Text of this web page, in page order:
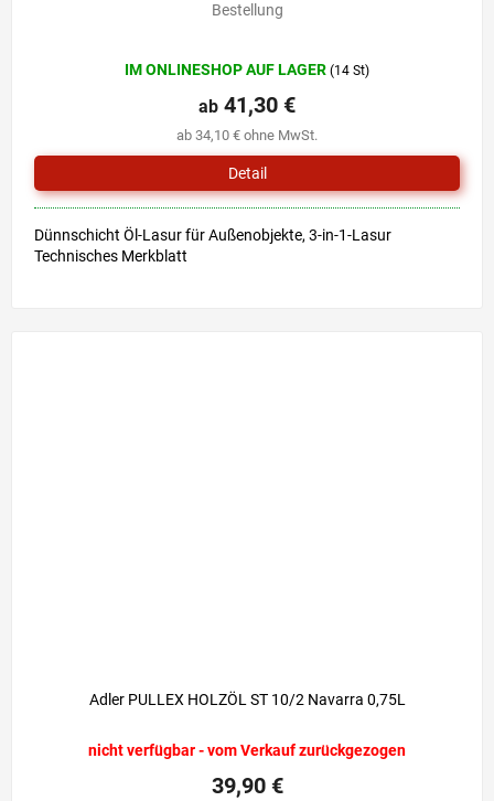
Bestellung
durchschnittliche
Produktbewertung
ist
5,0
von
5
Sternen.
IM ONLINESHOP AUF LAGER (14 St)
ab 34,10 € ohne MwSt.
ab 41,30 €
Detail
Dünnschicht Öl-Lasur für Außenobjekte, 3-in-1-Lasur
Technisches Merkblatt
Adler PULLEX HOLZÖL ST 10/2 Navarra 0,75L
nicht verfügbar - vom Verkauf zurückgezogen
39,90 €